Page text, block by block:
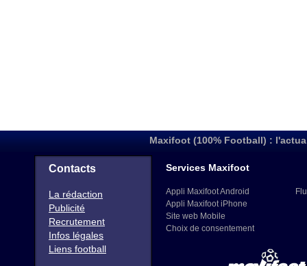
Maxifoot (100% Football) :
Contacts
La rédaction
Publicité
Recrutement
Infos légales
Liens football
Services Maxifoot
Appli Maxifoot Android
Appli Maxifoot iPhone
Site web Mobile
Choix de consentement